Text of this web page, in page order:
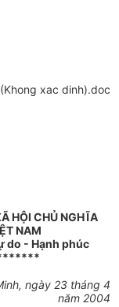
xac dinh).doc
HỘI CHỦ NGHĨA
NAM
do - Hạnh phúc
ngày 23 tháng 4
năm 2004